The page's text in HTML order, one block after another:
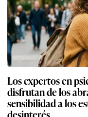
Los expertos en
disfrutan de los
sensibilidad a los
desinterés